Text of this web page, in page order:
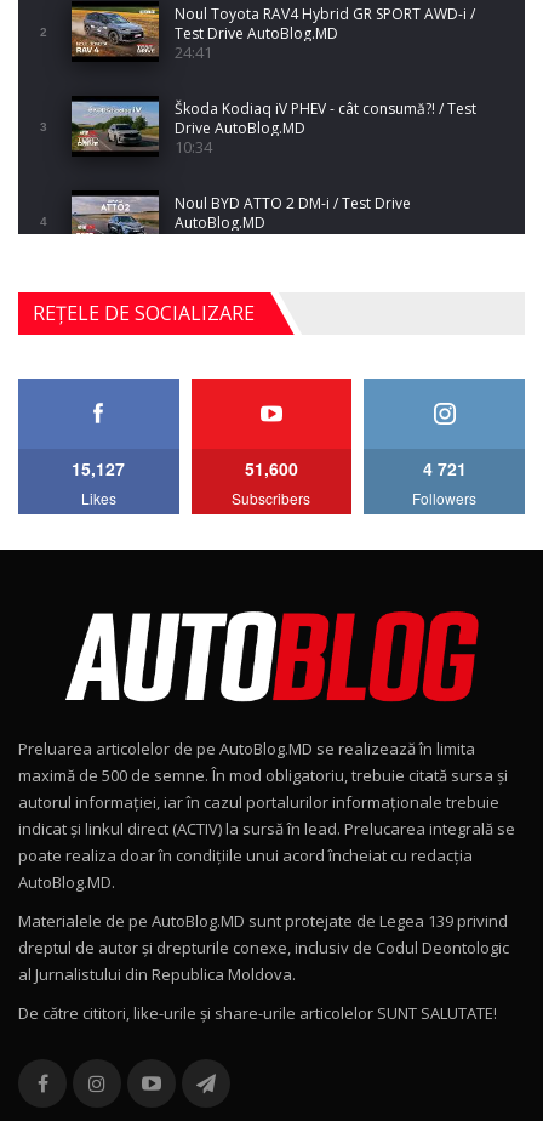
2
Noul Toyota RAV4 Hybrid GR SPORT AWD-i /
Test Drive AutoBlog.MD
24:41
3
Škoda Kodiaq iV PHEV - cât consumă?! / Test
Drive AutoBlog.MD
10:34
4
Noul BYD ATTO 2 DM-i / Test Drive
AutoBlog.MD
17:35
5
Noul Mercedes-Benz S-Class facelift (S 580
4MATIC V223) / Test Drive AutoBlog.MD
27:33
AutoBlog.MD
15:08
Noul Geely EX2 / Test Drive AutoBlog.MD
15:22
Mercedes-AMG E 53 HYBRID 4MATIC+ / Test
Drive AutoBlog.MD
16:27
11
Noul Volvo ES90 / Test Drive AutoBlog.MD
12
Noul MG HS / Test Drive AutoBlog.MD
16:48
13
combină aventura cu luxul / AutoBlog.MD
36:08
REȚELE DE SOCIALIZARE
15,127
Likes
51,600
Subscribers
4 721
Followers
Preluarea articolelor de pe AutoBlog.MD se realizează în limita
maximă de 500 de semne. În mod obligatoriu, trebuie citată sursa și
autorul informației, iar în cazul portalurilor informaționale trebuie
indicat și linkul direct (ACTIV) la sursă în lead. Prelucarea integrală se
poate realiza doar în condițiile unui acord încheiat cu redacţia
AutoBlog.MD.
Materialele de pe AutoBlog.MD sunt protejate de Legea 139 privind
dreptul de autor și drepturile conexe, inclusiv de Codul Deontologic
al Jurnalistului din Republica Moldova.
De către cititori, like-urile şi share-urile articolelor SUNT SALUTATE!